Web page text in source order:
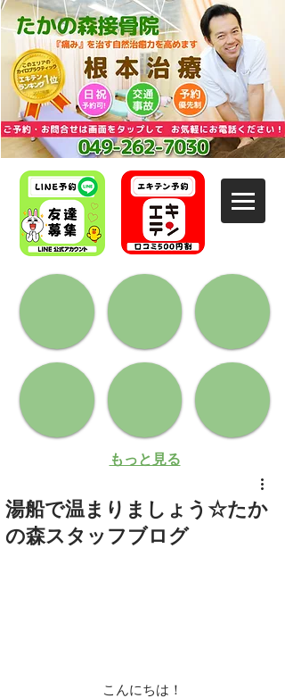
もっと見る
湯船で温まりましょう☆たか
の森スタッフブログ
こんにちは！